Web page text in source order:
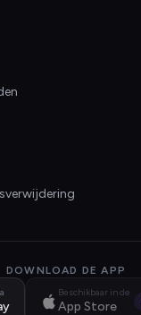
DOWNLOAD DE APP
Beschikbaar in de
App Store